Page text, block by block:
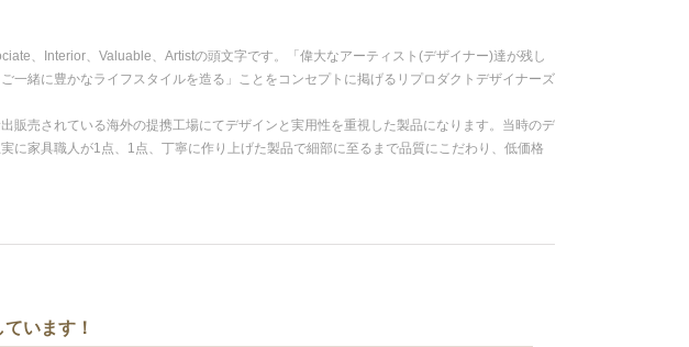
、Interior、Valuable、Artistの頭文字です。「偉大なアーティスト(デザイナー)達が残し
一緒に豊かなライフスタイルを造る」ことをコンセプトに掲げるリプロダクトデザイナーズ
販売されている海外の提携工場にてデザインと実用性を重視した製品になります。当時のデ
に家具職人が1点、1点、丁寧に作り上げた製品で細部に至るまで品質にこだわり、低価格
います！